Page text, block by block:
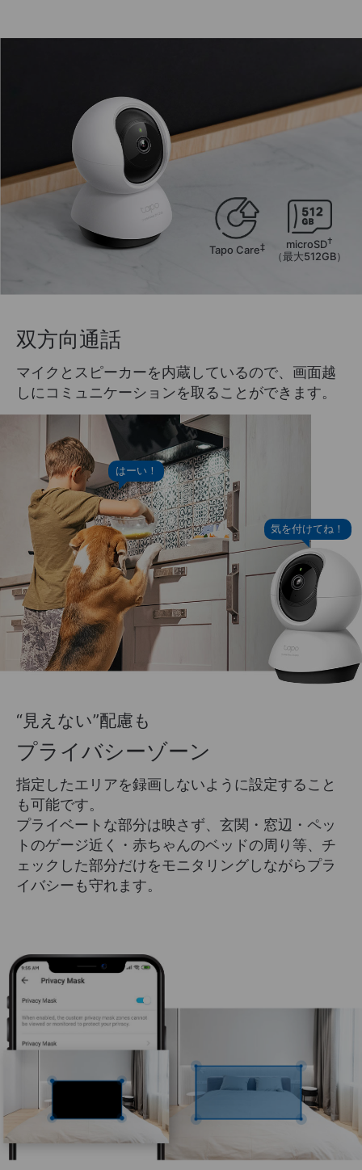
Tapo Care‡ microSD†
（最大512GB）
双方向通話
マイクとスピーカーを内蔵しているので、画面越
しにコミュニケーションを取ることができます。
はーい！
気を付けてね！
“見えない”配慮も
プライバシーゾーン
指定したエリアを録画しないように設定すること
も可能です。
プライベートな部分は映さず、玄関・窓辺・ペッ
トのゲージ近く・赤ちゃんのベッドの周り等、チ
ェックした部分だけをモニタリングしながらプラ
イバシーも守れます。